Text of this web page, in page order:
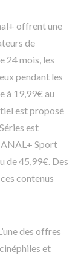
offrent une
de
24 mois, les
pendant les
à 19,99€ au
est proposé
est
Sport
de 45,99€. Des
contenus
des offres
et